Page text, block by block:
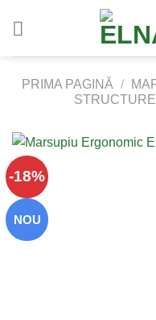
PRIMA PAGINĂ /
-18%
NOU